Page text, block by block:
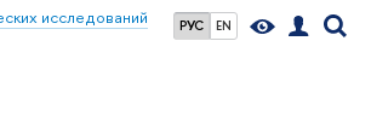
РУС EN
исследований